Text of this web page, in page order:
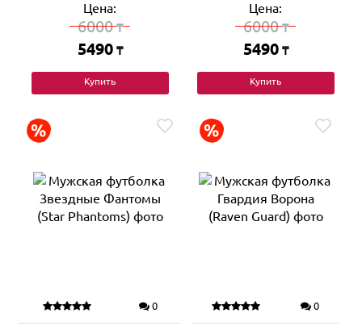
Цена:
6000₸
5490 ₸
Купить
Цена:
6000₸
5490 ₸
Купить
0 0